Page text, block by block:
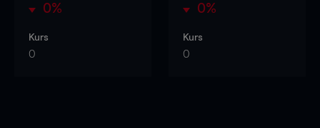
0%
Kurs
0
0%
Kurs
0